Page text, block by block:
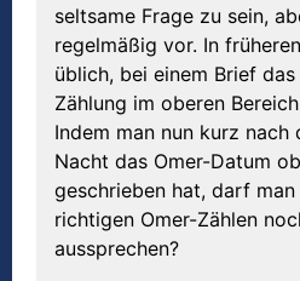
seltsame Frage zu sein,
regelmäßig vor. In
üblich, bei einem Brief
Zählung im oberen
Indem man nun kurz
Nacht das Omer-Datum
geschrieben hat, darf
richtigen Omer-Zählen
aussprechen?